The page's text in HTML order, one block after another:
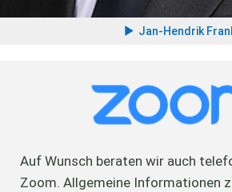
Jan-Hendrik
Auf Wunsch beraten wir auch
Zoom. Allgemeine Informationen